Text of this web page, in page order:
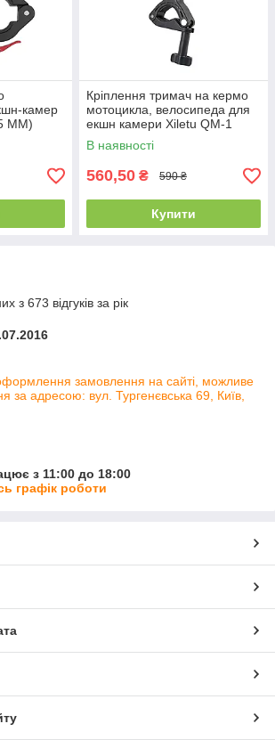
камер
ММ)
Кріплення тримач на кермо
мотоцикла, велосипеда для
екшн камери Xiletu QM-1
В наявності
560,50 ₴ 590 ₴
Купити
з 673 відгуків за рік
замовлення на сайті, можливе
за адресою: вул. Тургенєвська 69, Київ,
з 11:00 до 18:00
графік роботи